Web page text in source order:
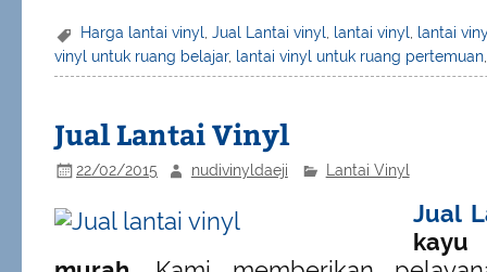
Harga lantai vinyl, Jual Lantai vinyl, lantai vinyl, lantai
vinyl untuk ruang belajar, lantai vinyl untuk ruang pertemuan
Jual Lantai Vinyl
22/02/2015 nudivinyldaeji Lantai Vinyl
Jual
kayu